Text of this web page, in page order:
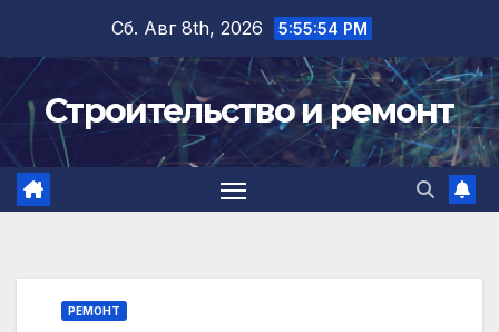
содержимому
Сб. Авг 8th, 2026 5:55:55 PM
Строительство и ремонт
РЕМОНТ